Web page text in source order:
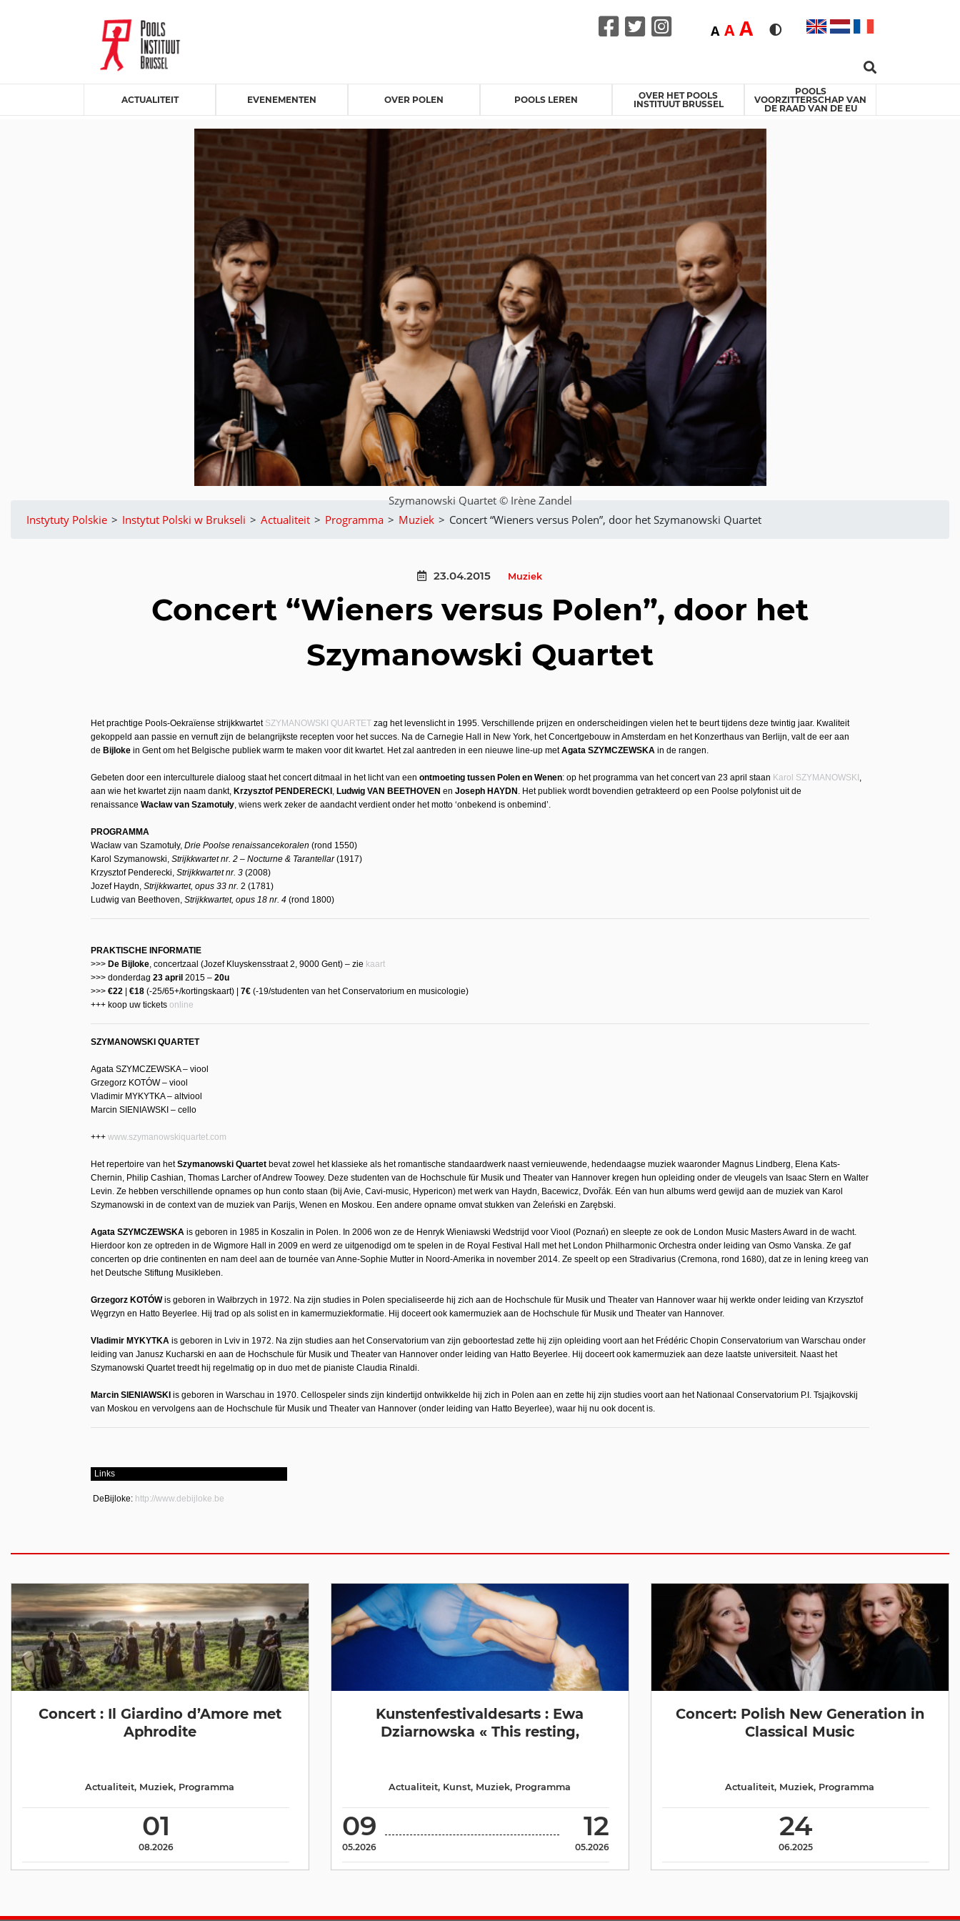
Rozmiar czcionki
ADomyślna
AŚrednia
ADużaWersja kontrastowa
ACTUALITEIT EVENEMENTEN OVER POLEN POOLS LEREN
OVER HET POOLS
INSTITUUT BRUSSEL
POOLS
VOORZITTERSCHAP VAN
DE RAAD VAN DE EU
Szymanowski Quartet © Irène Zandel
Instytuty Polskie > Instytut Polski w Brukseli > Actualiteit > Programma > Muziek > Concert “Wieners versus Polen”, door het Szymanowski Quartet
23.04.2015 Muziek
Concert “Wieners versus Polen”, door het
Szymanowski Quartet
Het prachtige Pools-Oekraïense strijkkwartet SZYMANOWSKI QUARTETzag het levenslicht in 1995. Verschillende prijzen en onderscheidingen vielen het te beurt tijdens deze twintig jaar. Kwaliteit
gekoppeld aan passie en vernuft zijn de belangrijkste recepten voor het succes. Na de Carnegie Hall in New York, het Concertgebouw in Amsterdam en het Konzerthaus van Berlijn, valt de eer aan
de Bijlokein Gent om het Belgische publiek warm te maken voor dit kwartet. Het zal aantreden in een nieuwe line-up metAgata SZYMCZEWSKAin de rangen.
Gebeten door een interculturele dialoog staat het concert ditmaal in het licht van een ontmoeting tussen Polen en Wenen: op het programma van het concert van 23 april staan Karol SZYMANOWSKI ,
aan wie het kwartet zijn naam dankt, Krzysztof PENDERECKI , Ludwig VAN BEETHOVEN en Joseph HAYDN . Het publiek wordt bovendien getrakteerd op een Poolse polyfonist uit de
renaissance Wacław van Szamotuły, wiens werk zeker de aandacht verdient onder het motto ‘onbekend is onbemind’.
PROGRAMMA
Wacław van Szamotuły, Drie Poolse renaissancekoralen (rond 1550)
Karol Szymanowski, Strijkkwartet nr. 2 – Nocturne & Tarantellar(1917)
Krzysztof Penderecki, Strijkkwartet nr. 3(2008)
Jozef Haydn, Strijkkwartet, opus 33 nr. 2 (1781)
Ludwig van Beethoven, Strijkkwartet, opus 18 nr. 4(rond 1800)
PRAKTISCHE INFORMATIE
>>> De Bijloke, concertzaal (Jozef Kluyskensstraat 2, 9000 Gent) – zie kaart
>>> donderdag 23 april 2015 – 20u
>>> €22| €18 (-25/65+/kortingskaart) | 7€(-19/studenten van het Conservatorium en musicologie)
+++ koop uw tickets online
SZYMANOWSKI QUARTET
Agata SZYMCZEWSKA – viool
Grzegorz KOTÓW – viool
Vladimir MYKYTKA – altviool
Marcin SIENIAWSKI – cello
+++ www.szymanowskiquartet.com
Het repertoire van hetSzymanowski Quartetbevat zowel het klassieke als het romantische standaardwerk naast vernieuwende, hedendaagse muziek waaronder Magnus Lindberg, Elena Kats-
Chernin, Philip Cashian, Thomas Larcher of Andrew Toowey. Deze studenten van de Hochschule für Musik und Theater van Hannover kregen hun opleiding onder de vleugels van Isaac Stern en Walter
Levin. Ze hebben verschillende opnames op hun conto staan (bij Avie, Cavi-music, Hypericon) met werk van Haydn, Bacewicz, Dvořák. Eén van hun albums werd gewijd aan de muziek van Karol
Szymanowski in de context van de muziek van Parijs, Wenen en Moskou. Een andere opname omvat stukken van Żeleński en Zarębski.
Agata SZYMCZEWSKAis geboren in 1985 in Koszalin in Polen. In 2006 won ze de Henryk Wieniawski Wedstrijd voor Viool (Poznań) en sleepte ze ook de London Music Masters Award in de wacht.
Hierdoor kon ze optreden in de Wigmore Hall in 2009 en werd ze uitgenodigd om te spelen in de Royal Festival Hall met het London Philharmonic Orchestra onder leiding van Osmo Vanska. Ze gaf
concerten op drie continenten en nam deel aan de tournée van Anne-Sophie Mutter in Noord-Amerika in november 2014. Ze speelt op een Stradivarius (Cremona, rond 1680), dat ze in lening kreeg van
het Deutsche Stiftung Musikleben.
Grzegorz KOTÓWis geboren in Wałbrzych in 1972. Na zijn studies in Polen specialiseerde hij zich aan de Hochschule für Musik und Theater van Hannover waar hij werkte onder leiding van Krzysztof
Węgrzyn en Hatto Beyerlee. Hij trad op als solist en in kamermuziekformatie. Hij doceert ook kamermuziek aan de Hochschule für Musik und Theater van Hannover.
Vladimir MYKYTKAis geboren in Lviv in 1972. Na zijn studies aan het Conservatorium van zijn geboortestad zette hij zijn opleiding voort aan het Frédéric Chopin Conservatorium van Warschau onder
leiding van Janusz Kucharski en aan de Hochschule für Musik und Theater van Hannover onder leiding van Hatto Beyerlee. Hij doceert ook kamermuziek aan deze laatste universiteit. Naast het
Szymanowski Quartet treedt hij regelmatig op in duo met de pianiste Claudia Rinaldi.
Marcin SIENIAWSKI is geboren in Warschau in 1970. Cellospeler sinds zijn kindertijd ontwikkelde hij zich in Polen aan en zette hij zijn studies voort aan het Nationaal Conservatorium P.I. Tsjajkovskij
van Moskou en vervolgens aan de Hochschule für Musik und Theater van Hannover (onder leiding van Hatto Beyerlee), waar hij nu ook docent is.
Links
DeBijloke: http://www.debijloke.be
Concert : Il Giardino d’Amore met
Aphrodite
01
08.2026
Actualiteit, Muziek, Programma
Kunstenfestivaldesarts : Ewa
Dziarnowska « This resting,
09
05.2026
12
05.2026
Actualiteit, Kunst, Muziek, Programma
Concert: Polish New Generation in
Classical Music
24
06.2025
Actualiteit, Muziek, Programma